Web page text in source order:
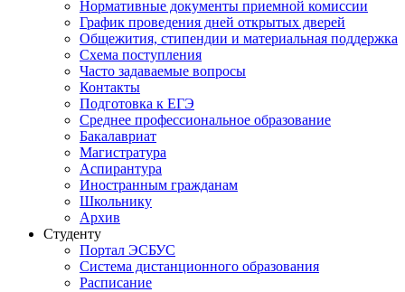
Нормативные документы приемной комиссии
График проведения дней открытых дверей
Общежития, стипендии и материальная поддержка
Схема поступления
Часто задаваемые вопросы
Контакты
Подготовка к ЕГЭ
Среднее профессиональное образование
Бакалавриат
Магистратура
Аспирантура
Иностранным гражданам
Школьнику
Архив
Студенту
Портал ЭСБУС
Система дистанционного образования
Расписание